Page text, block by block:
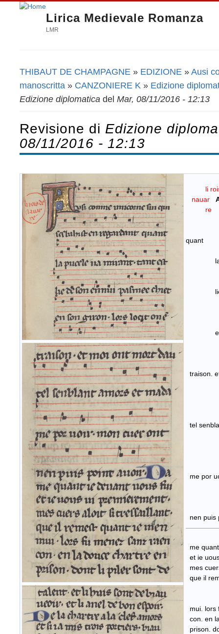
Lirica Medievale Romanza
LMR
Tu sei qui
THIBAUT DE CHAMPAGNE » EDIZIONE » Ausi
manoscritta » CANZONIERE K » Edizione
Edizione diplomatica del Mar, 08/11/2016 - 12:13
Revisione di Edizione
08/11/2016 - 12:13
li
nauar
re
la
lie de
en
tel
me
nen
me
et ie
mes
que
mui. lors
con. en